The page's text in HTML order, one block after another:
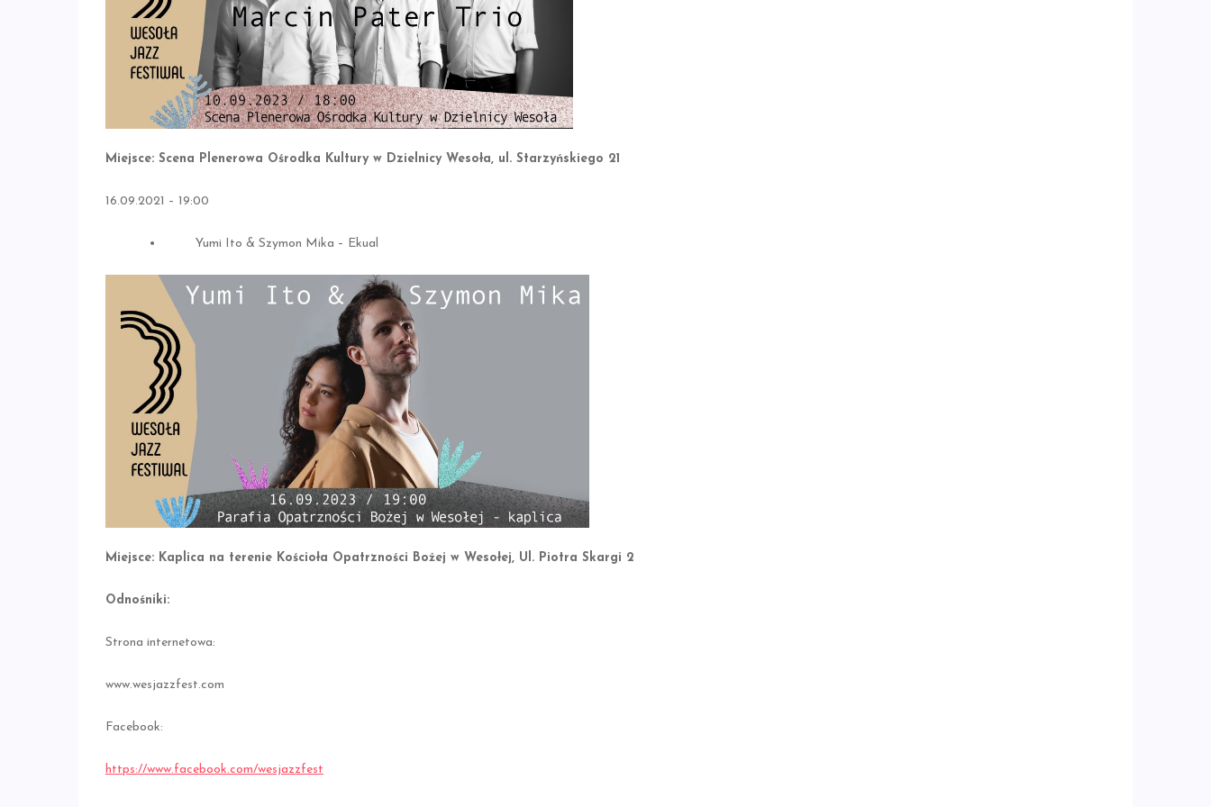
Miejsce: Scena Plenerowa Ośrodka Kultury w Dzielnicy Wesoła, ul. Starzyńskiego 21
16.09.2021 – 19:00
• Yumi Ito & Szymon Mika – Ekual
Miejsce: Kaplica na terenie Kościoła Opatrzności Bożej w Wesołej, Ul. Piotra Skargi 2
Odnośniki:
Strona internetowa:
www.wesjazzfest.com
Facebook:
https://www.facebook.com/wesjazzfest